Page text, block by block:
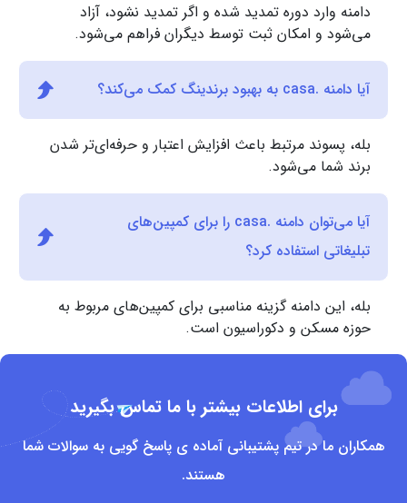
دامنه وارد دوره تمدید شده و اگر تمدید نشود، آزاد
می‌شود و امکان ثبت توسط دیگران فراهم می‌شود.
آیا دامنه .casa به بهبود برندینگ کمک می‌کند؟
بله، پسوند مرتبط باعث افزایش اعتبار و حرفه‌ای‌تر شدن
برند شما می‌شود.
آیا می‌توان دامنه .casa را برای کمپین‌های
تبلیغاتی استفاده کرد؟
بله، این دامنه گزینه مناسبی برای کمپین‌های مربوط به
حوزه مسکن و دکوراسیون است.
برای اطلاعات بیشتر با ما تماس بگیرید
همکاران ما در تیم پشتیبانی آماده ی پاسخ گویی به سوالات شما
هستند.